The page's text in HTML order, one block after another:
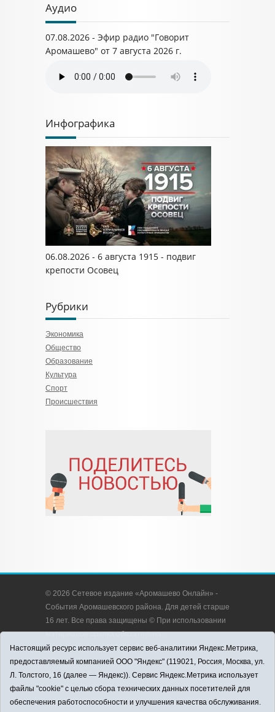
Аудио
07.08.2026 - Эфир радио "Говорит
Аромашево" от 7 августа 2026 г.
Инфографика
06.08.2026 - 6 августа 1915 - подвиг
крепости Осовец
Рубрики
Экономика
Общество
Образование
Культура
Спорт
Происшествия
© 2026 Сетевое издание «Аромашево Онлайн» -
События Аромашевского района. Для детей старше
16 лет. Все права защищены © При использовании
материалов ссылка обязательна.
Адрес редакции: 627350, Россия, Тюменская
область, Аромашевский район, с. Аромашево, ул.
Кирова, д. 13.
Адрес электронной почты редакции:
strudu72@obl72.ru
Настоящий ресурс использует сервис веб-аналитики Яндекс.Метрика,
предоставляемый компанией ООО "Яндекс" (119021, Россия, Москва, ул.
Л. Толстого, 16 (далее — Яндекс)). Сервис Яндекс.Метрика использует
файлы "cookie" с целью сбора технических данных посетителей для
обеспечения работоспособности и улучшения качества обслуживания.